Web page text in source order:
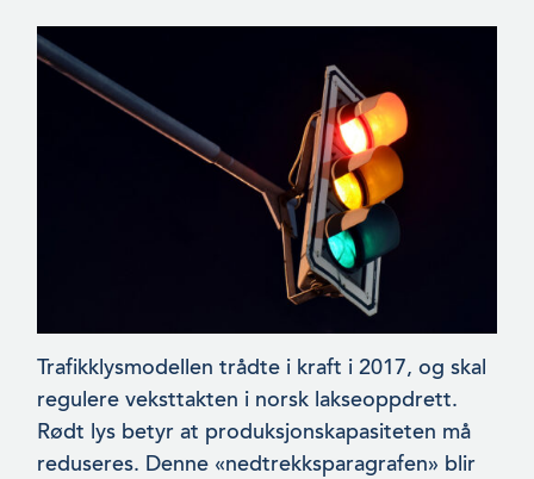
Trafikklysmodellen trådte i kraft i 2017, og skal
regulere vek­sttakten i norsk lakseoppdrett.
Rødt lys betyr at produksjonska­pasiteten må
reduseres. Denne «nedtrekksparagrafen» blir